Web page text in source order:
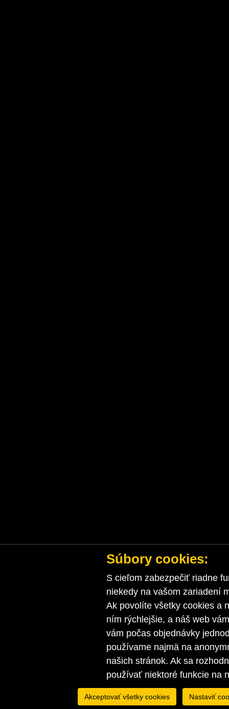
Súbory cookies:
S cieľom zabezpečiť riadne
niekedy na vašom zariadení
Ak povolíte všetky cookies a
ním rýchlejšie, a náš web
vám počas objednávky
používame najmä na
našich stránok. Ak sa
používať niektoré funkcie na
Akceptovať všetky cookies Nastaviť